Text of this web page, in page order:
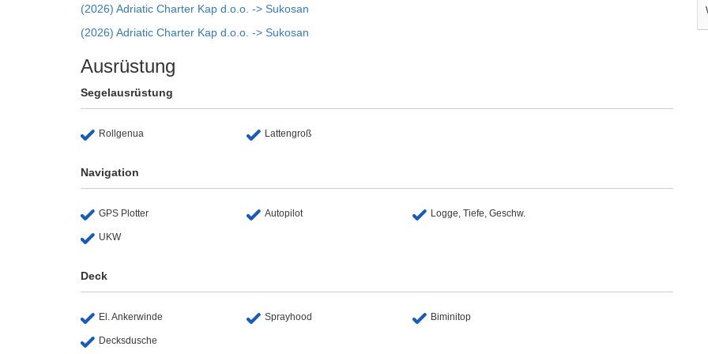
(2026) Adriatic Charter Kap d.o.o. -> Sukosan
(2026) Adriatic Charter Kap d.o.o. -> Sukosan
Ausrüstung
Segelausrüstung
Rollgenua Lattengroß
Navigation
GPS Plotter Autopilot Logge, Tiefe, Geschw.
UKW
Deck
El. Ankerwinde Sprayhood Biminitop
Decksdusche